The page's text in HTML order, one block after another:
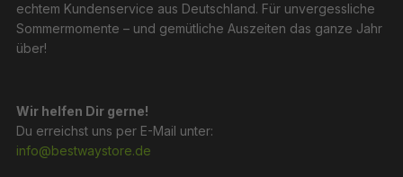
echtem Kundenservice aus Deutschland. Für unvergessliche
Sommermomente – und gemütliche Auszeiten das ganze Jahr
über!
Wir helfen Dir gerne!
Du erreichst uns per E-Mail unter:
info@bestwaystore.de